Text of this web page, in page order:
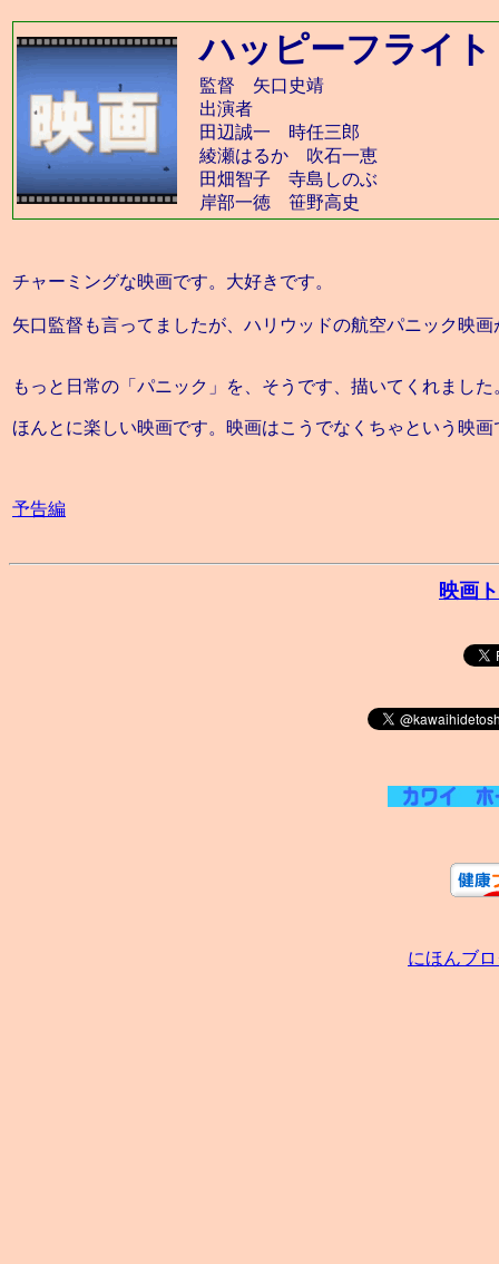
ハッピーフライト
監督 矢口史靖
出演者
田辺誠一 時任三郎
綾瀬はるか 吹石一恵
田畑智子 寺島しのぶ
岸部一徳 笹野高史
チャーミングな映画です。大好きです。
矢口監督も言ってましたが、ハリウッドの航空パニック映
もっと日常の「パニック」を、そうです、描いてくれました
ほんとに楽しい映画です。映画はこうでなくちゃという映画
予告編
映画
にほんブ